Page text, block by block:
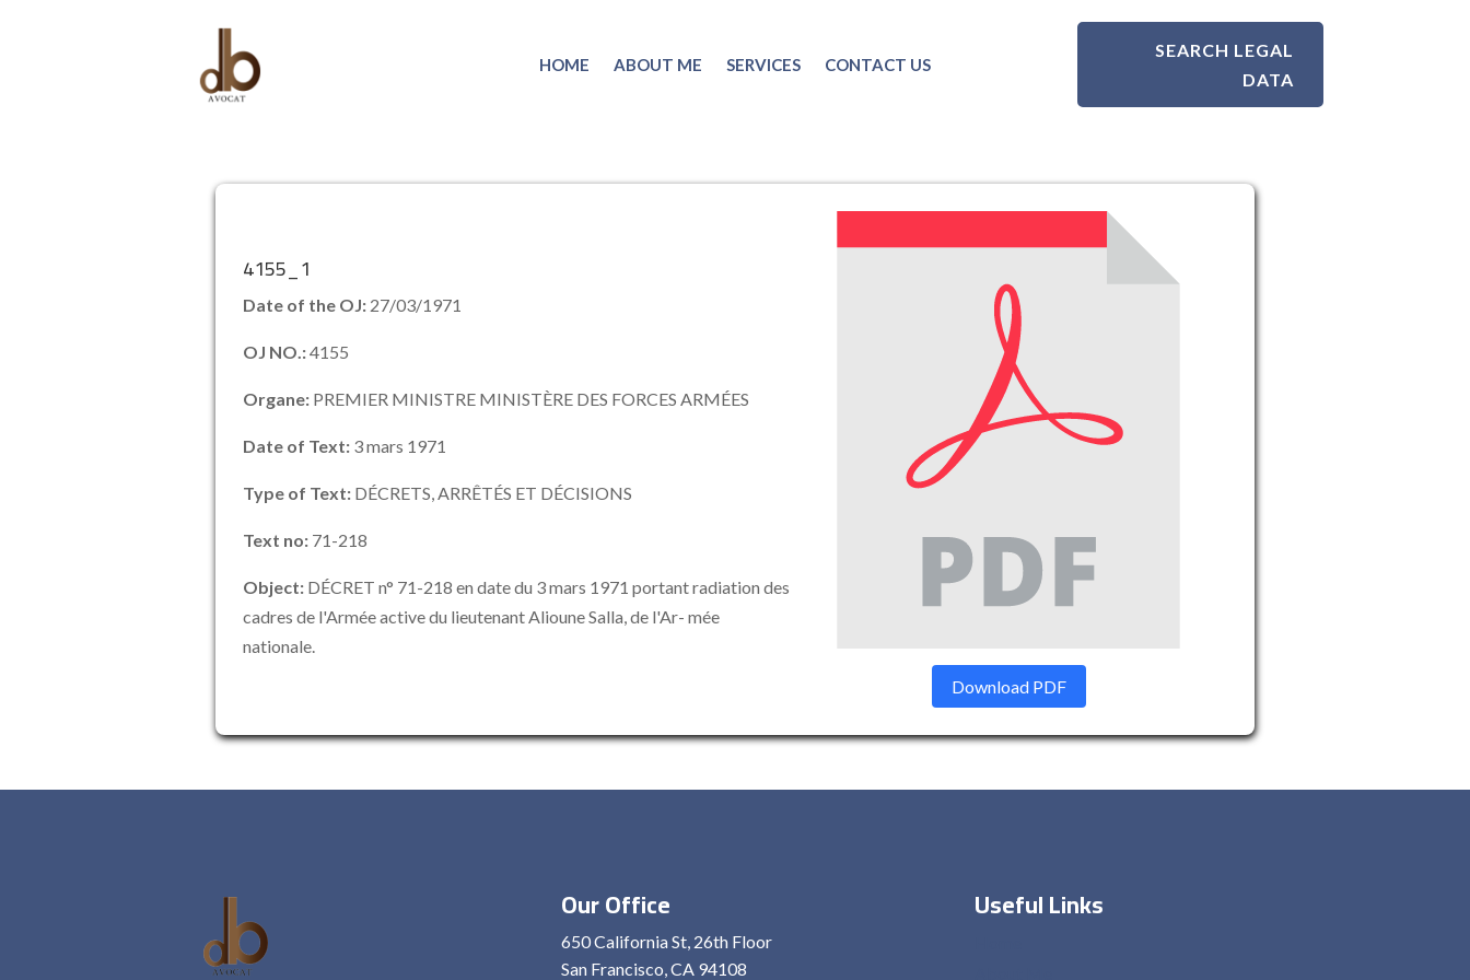
HOME ABOUT ME SERVICES CONTACT US
SEARCH LEGAL
DATA
4155_1
Date of the OJ: 27/03/1971
OJ NO.:4155
Organe: PREMIER MINISTRE MINISTÈRE DES FORCES ARMÉES
Date of Text: 3 mars 1971
Type of Text: DÉCRETS, ARRÊTÉS ET DÉCISIONS
Text no: 71-218
Object: DÉCRET n° 71-218 en date du 3 mars 1971 portant radiation des
cadres de l'Armée active du lieutenant Alioune Salla, de l'Ar- mée
nationale.
Download PDF
Our Office
650 California St, 26th Floor
San Francisco, CA 94108
Useful Links